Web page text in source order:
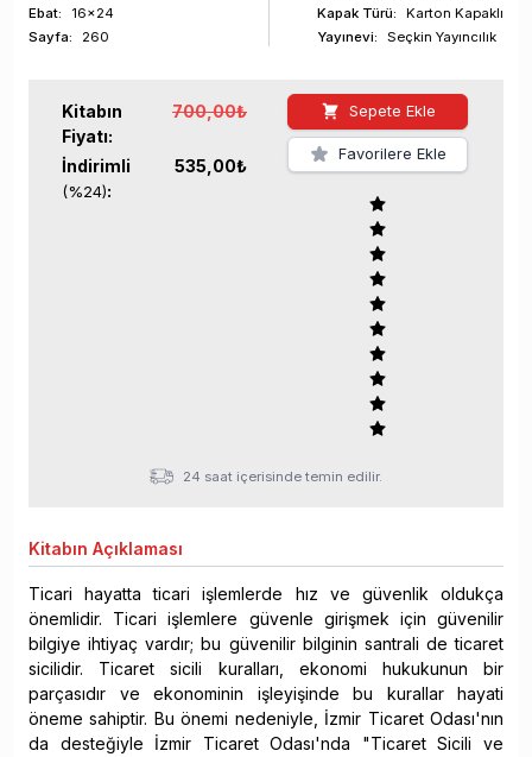
Ebat:
16x24
Sayfa: 260
Kapak Türü:
Karton Kapaklı
Yayınevi:
Seçkin Yayıncılık
Kitabın
Fiyatı:
700,00₺
İndirimli
(%24):
535,00₺
Sepete Ekle
Favorilere Ekle
24 saat içerisinde temin edilir.
Kitabın Açıklaması
Ticari hayatta ticari işlemlerde hız ve güvenlik oldukça
önemlidir. Ticari işlemlere güvenle girişmek için güvenilir
bilgiye ihtiyaç vardır; bu güvenilir bilginin santrali de ticaret
sicilidir. Ticaret sicili kuralları, ekonomi hukukunun bir
parçasıdır ve ekonominin işleyişinde bu kurallar hayati
öneme sahiptir. Bu önemi nedeniyle, İzmir Ticaret Odası'nın
da desteğiyle İzmir Ticaret Odası'nda "Ticaret Sicili ve